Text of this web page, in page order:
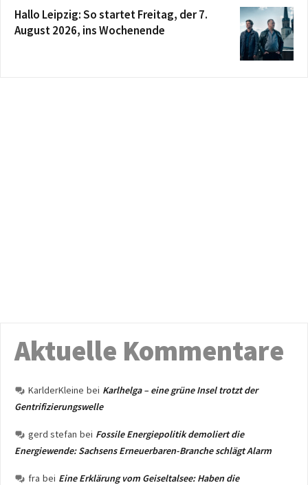
Hallo Leipzig: So startet Freitag, der 7.
August 2026, ins Wochenende
Aktuelle Kommentare
KarlderKleine bei Karlhelga – eine grüne Insel trotzt der
Gentrifizierungswelle
gerd stefan bei Fossile Energiepolitik demoliert die
Energiewende: Sachsens Erneuerbaren-Branche schlägt Alarm
fra bei Eine Erklärung vom Geiseltalsee: Haben die